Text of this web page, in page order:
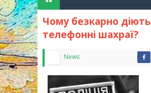
Чому безкарно діють
телефонні шахраї?
News